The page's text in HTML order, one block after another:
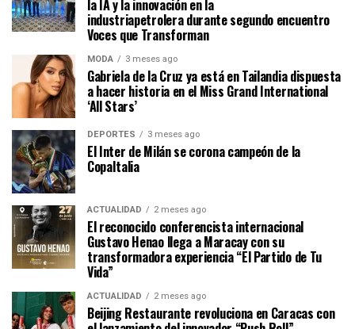
la IA y la innovación en la
industriapetrolera durante segundo encuentro
Voces que Transforman
MODA 3 meses ago
Gabriela de la Cruz ya está en Tailandia dispuesta
a hacer historia en el Miss Grand International
‘All Stars’
DEPORTES 3 meses ago
El Inter de Milán se corona campeón de la
CopaItalia
ACTUALIDAD 2 meses ago
El reconocido conferencista internacional
Gustavo Henao llega a Maracay con su
transformadora experiencia “El Partido de Tu
Vida”
ACTUALIDAD 2 meses ago
Beijing Restaurante revoluciona en Caracas con